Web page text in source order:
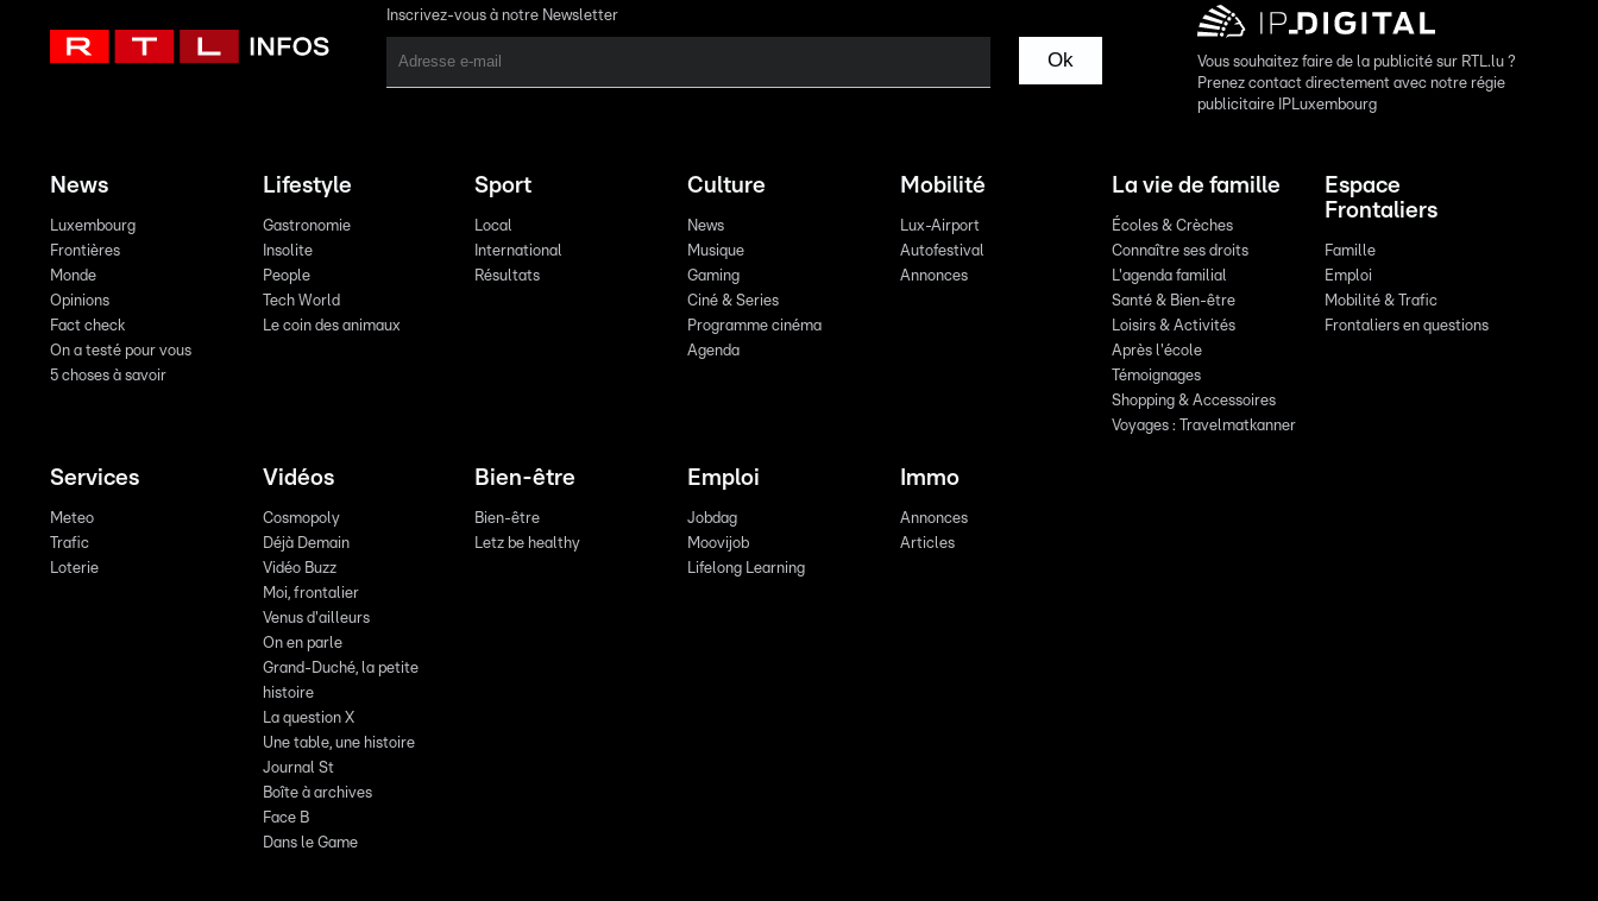
Inscrivez-vous à notre Newsletter
Ok
Vous souhaitez faire de la publicité sur RTL.lu ?
Prenez contact directement avec notre régie
publicitaire IPLuxembourg
News
Luxembourg
Frontières
Monde
Opinions
Fact check
On a testé pour vous
5 choses à savoir
Lifestyle
Gastronomie
Insolite
People
Tech World
Le coin des animaux
Sport
Local
International
Résultats
Culture
News
Musique
Gaming
Ciné & Series
Programme cinéma
Agenda
Mobilité
Lux-Airport
Autofestival
Annonces
La vie de famille
Écoles & Crèches
Connaître ses droits
L'agenda familial
Santé & Bien-être
Loisirs & Activités
Après l'école
Témoignages
Shopping & Accessoires
Voyages : Travelmatkanner
Espace
Frontaliers
Famille
Emploi
Mobilité & Trafic
Frontaliers en questions
Services
Meteo
Trafic
Loterie
Vidéos
Cosmopoly
Déjà Demain
Vidéo Buzz
Moi, frontalier
Venus d'ailleurs
On en parle
Grand-Duché, la petite
histoire
La question X
Une table, une histoire
Journal St
Boîte à archives
Face B
Dans le Game
Bien-être
Bien-être
Letz be healthy
Emploi
Jobdag
Moovijob
Lifelong Learning
Immo
Annonces
Articles